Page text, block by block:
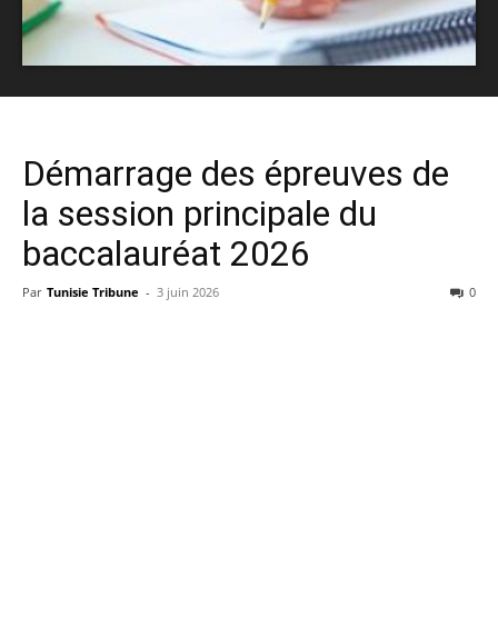
Démarrage des épreuves de
la session principale du
baccalauréat 2026
Par Tunisie Tribune - 3 juin 2026 0